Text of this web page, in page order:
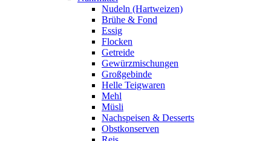
Nudeln (Hartweizen)
Brühe & Fond
Essig
Flocken
Getreide
Gewürzmischungen
Großgebinde
Helle Teigwaren
Mehl
Müsli
Nachspeisen & Desserts
Obstkonserven